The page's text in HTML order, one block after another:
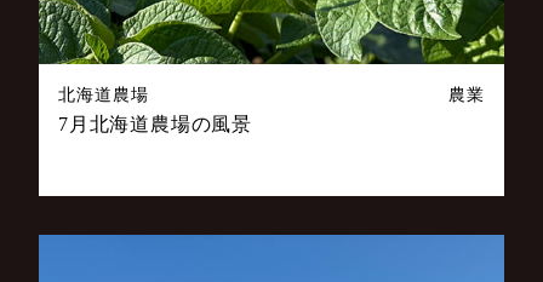
北海道農場 農業
7月北海道農場の風景